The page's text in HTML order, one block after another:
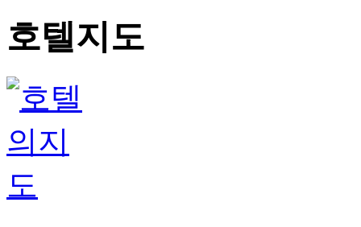
호텔지도